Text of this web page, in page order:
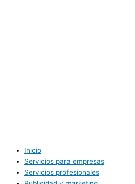
Inicio
Servicios para empresas
Servicios profesionales